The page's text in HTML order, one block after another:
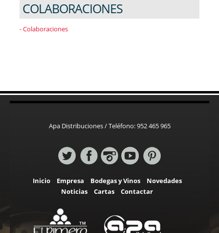
COLABORACIONES
- Colaboraciones
Apa Distribuciones / Teléfono: 952 465 965
Inicio Empresa Bodegas y Vinos
Novedades
Noticias
Cartas Contactar